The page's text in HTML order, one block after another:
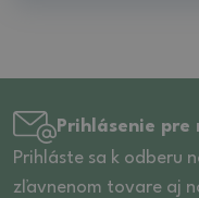
Prihlásenie
Prihláste sa k odberu
zľavnenom tovare aj